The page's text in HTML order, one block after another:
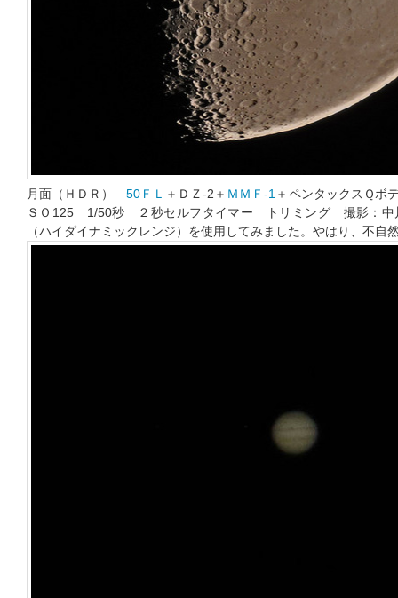
月面（ＨＤＲ）50ＦＬ ＋ＤＺ-2＋ ＭＭＦ-1 ＋ペンタックスＱボ
ＳＯ125 1/50秒 ２秒セルフタイマー トリミング 撮影：
（ハイダイナミックレンジ）を使用してみました。やはり、不自